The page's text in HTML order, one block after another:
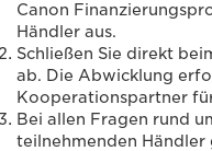
Canon
Händler​ aus.
Schließen Sie direkt
ab. Die Abwicklung
Kooperationspartner
Bei allen Fragen rund
teilnehmenden Händler​